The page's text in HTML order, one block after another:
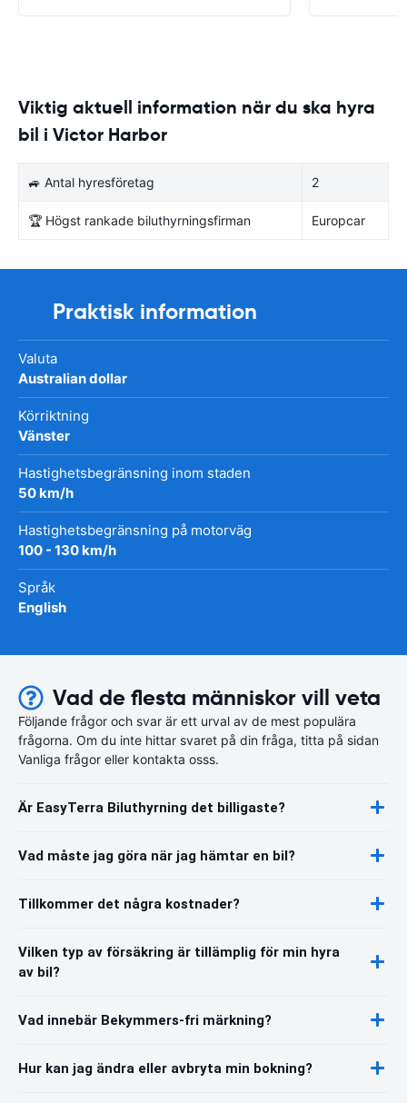
Viktig aktuell information när du ska hyra
bil i Victor Harbor
🚙 Antal hyresföretag 2
🏆 Högst rankade biluthyrningsfirman Europcar
Praktisk information
Valuta
Australian dollar
Körriktning
Vänster
Hastighetsbegränsning inom staden
50 km/h
Hastighetsbegränsning på motorväg
100 - 130 km/h
Språk
English
Vad de flesta människor vill veta
Följande frågor och svar är ett urval av de mest populära
frågorna. Om du inte hittar svaret på din fråga, titta på sidan
Vanliga frågor eller kontakta osss.
Är EasyTerra Biluthyrning det billigaste?
Vad måste jag göra när jag hämtar en bil?
Tillkommer det några kostnader?
Vilken typ av försäkring är tillämplig för min hyra
av bil?
Vad innebär Bekymmers-fri märkning?
Hur kan jag ändra eller avbryta min bokning?